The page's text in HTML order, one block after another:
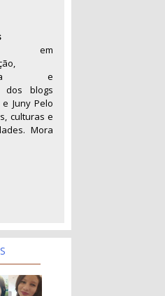
em
e
dos blogs
Juny Pelo
culturas e
Mora